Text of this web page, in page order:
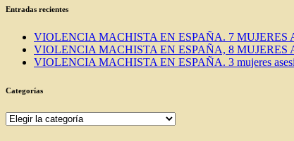
Entradas recientes
VIOLENCIA MACHISTA EN ESPAÑA. 7 MUJERES
VIOLENCIA MACHISTA EN ESPAÑA, 8 MUJERES
VIOLENCIA MACHISTA EN ESPAÑA. 3 mujeres
Categorías
Categorías